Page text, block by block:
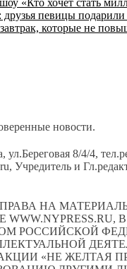
певицы подарили
которые не
новости.
ул.Береговая 8/4/4,
Учредитель и
НА
РОССИЙСКОЙ
«НЕ ЖЕЛТАЯ